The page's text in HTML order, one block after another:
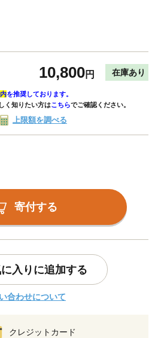
10,800円 在庫あり
を推奨しております。
く知りたい方はこちらでご確認ください。
上限額を調べる
寄付する
入りに追加する
合わせについて
クレジットカード